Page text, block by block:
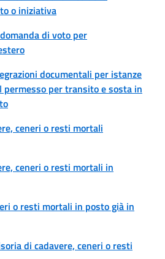
o iniziativa
di voto per
documentali per istanze
permesso per transito e sosta in
ceneri o resti mortali
ceneri o resti mortali in
o resti mortali in posto già in
di cadavere, ceneri o resti